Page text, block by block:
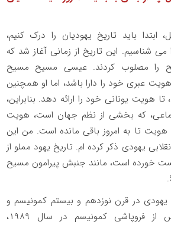
ابتدا باید تاریخ یهودیان را درک کنیم،
می شناسیم. این تاریخ از زمانی آغاز شد که
را مصلوب کردند. عیسی مسیح مسیح
عبری خود را دارا باشد، اما او همچنین
هویت یونانی خود را ارائه دهد. بنابراین،
که بخشی از نظم جهان است، هویت
هویت تا به امروز باقی مانده است. من این
یهودی ذکر کرده ام. تاریخ یهود مملو از
خورده است، مانند جنبش پیرامون مسیح
.
در قرن نوزدهم و بیستم کمونیسم و
صهیونیسم هستند. پس از فروپاشی کمونیسم در سال ۱۹۸۹،